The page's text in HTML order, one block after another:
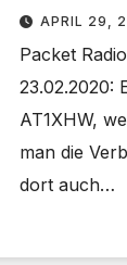
APRIL 29,
Packet
23.02.2020:
AT1XHW,
man die
dort auch…